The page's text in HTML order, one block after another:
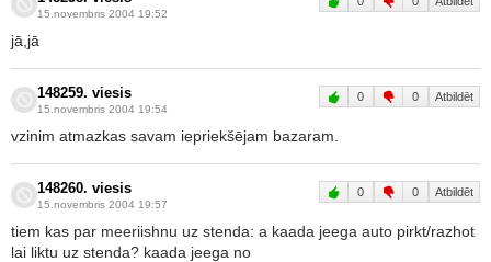
15.novembris 2004 19:52
jā,jā
148259. viesis
15.novembris 2004 19:54
0 0 Atbildēt
vzinim atmazkas savam iepriekšējam bazaram.
148260. viesis
15.novembris 2004 19:57
0 0 Atbildēt
tiem kas par meeriishnu uz stenda: a kaada jeega auto pirkt/razhot
lai liktu uz stenda? kaada jeega no